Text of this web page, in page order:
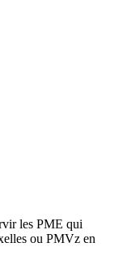
les PME qui
ou PMVz en